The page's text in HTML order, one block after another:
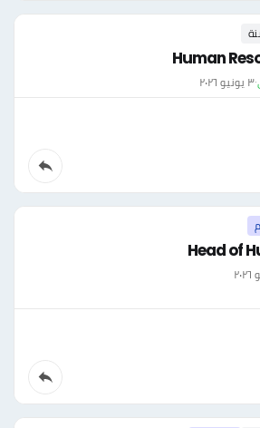
Human
·٣ يونيو ٢٠٢٦
Head of